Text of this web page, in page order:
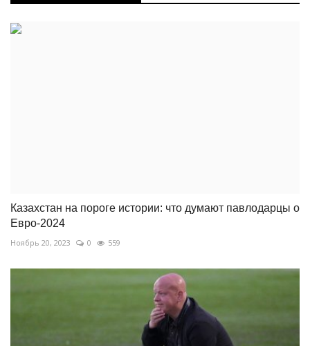
Казахстан на пороге истории: что думают павлодарцы о
Евро-2024
Ноябрь 20, 2023 0 559